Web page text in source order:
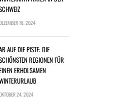
18, 2024
AUF DIE PISTE: DIE
REGIONEN FÜR
ERHOLSAMEN
24, 2024